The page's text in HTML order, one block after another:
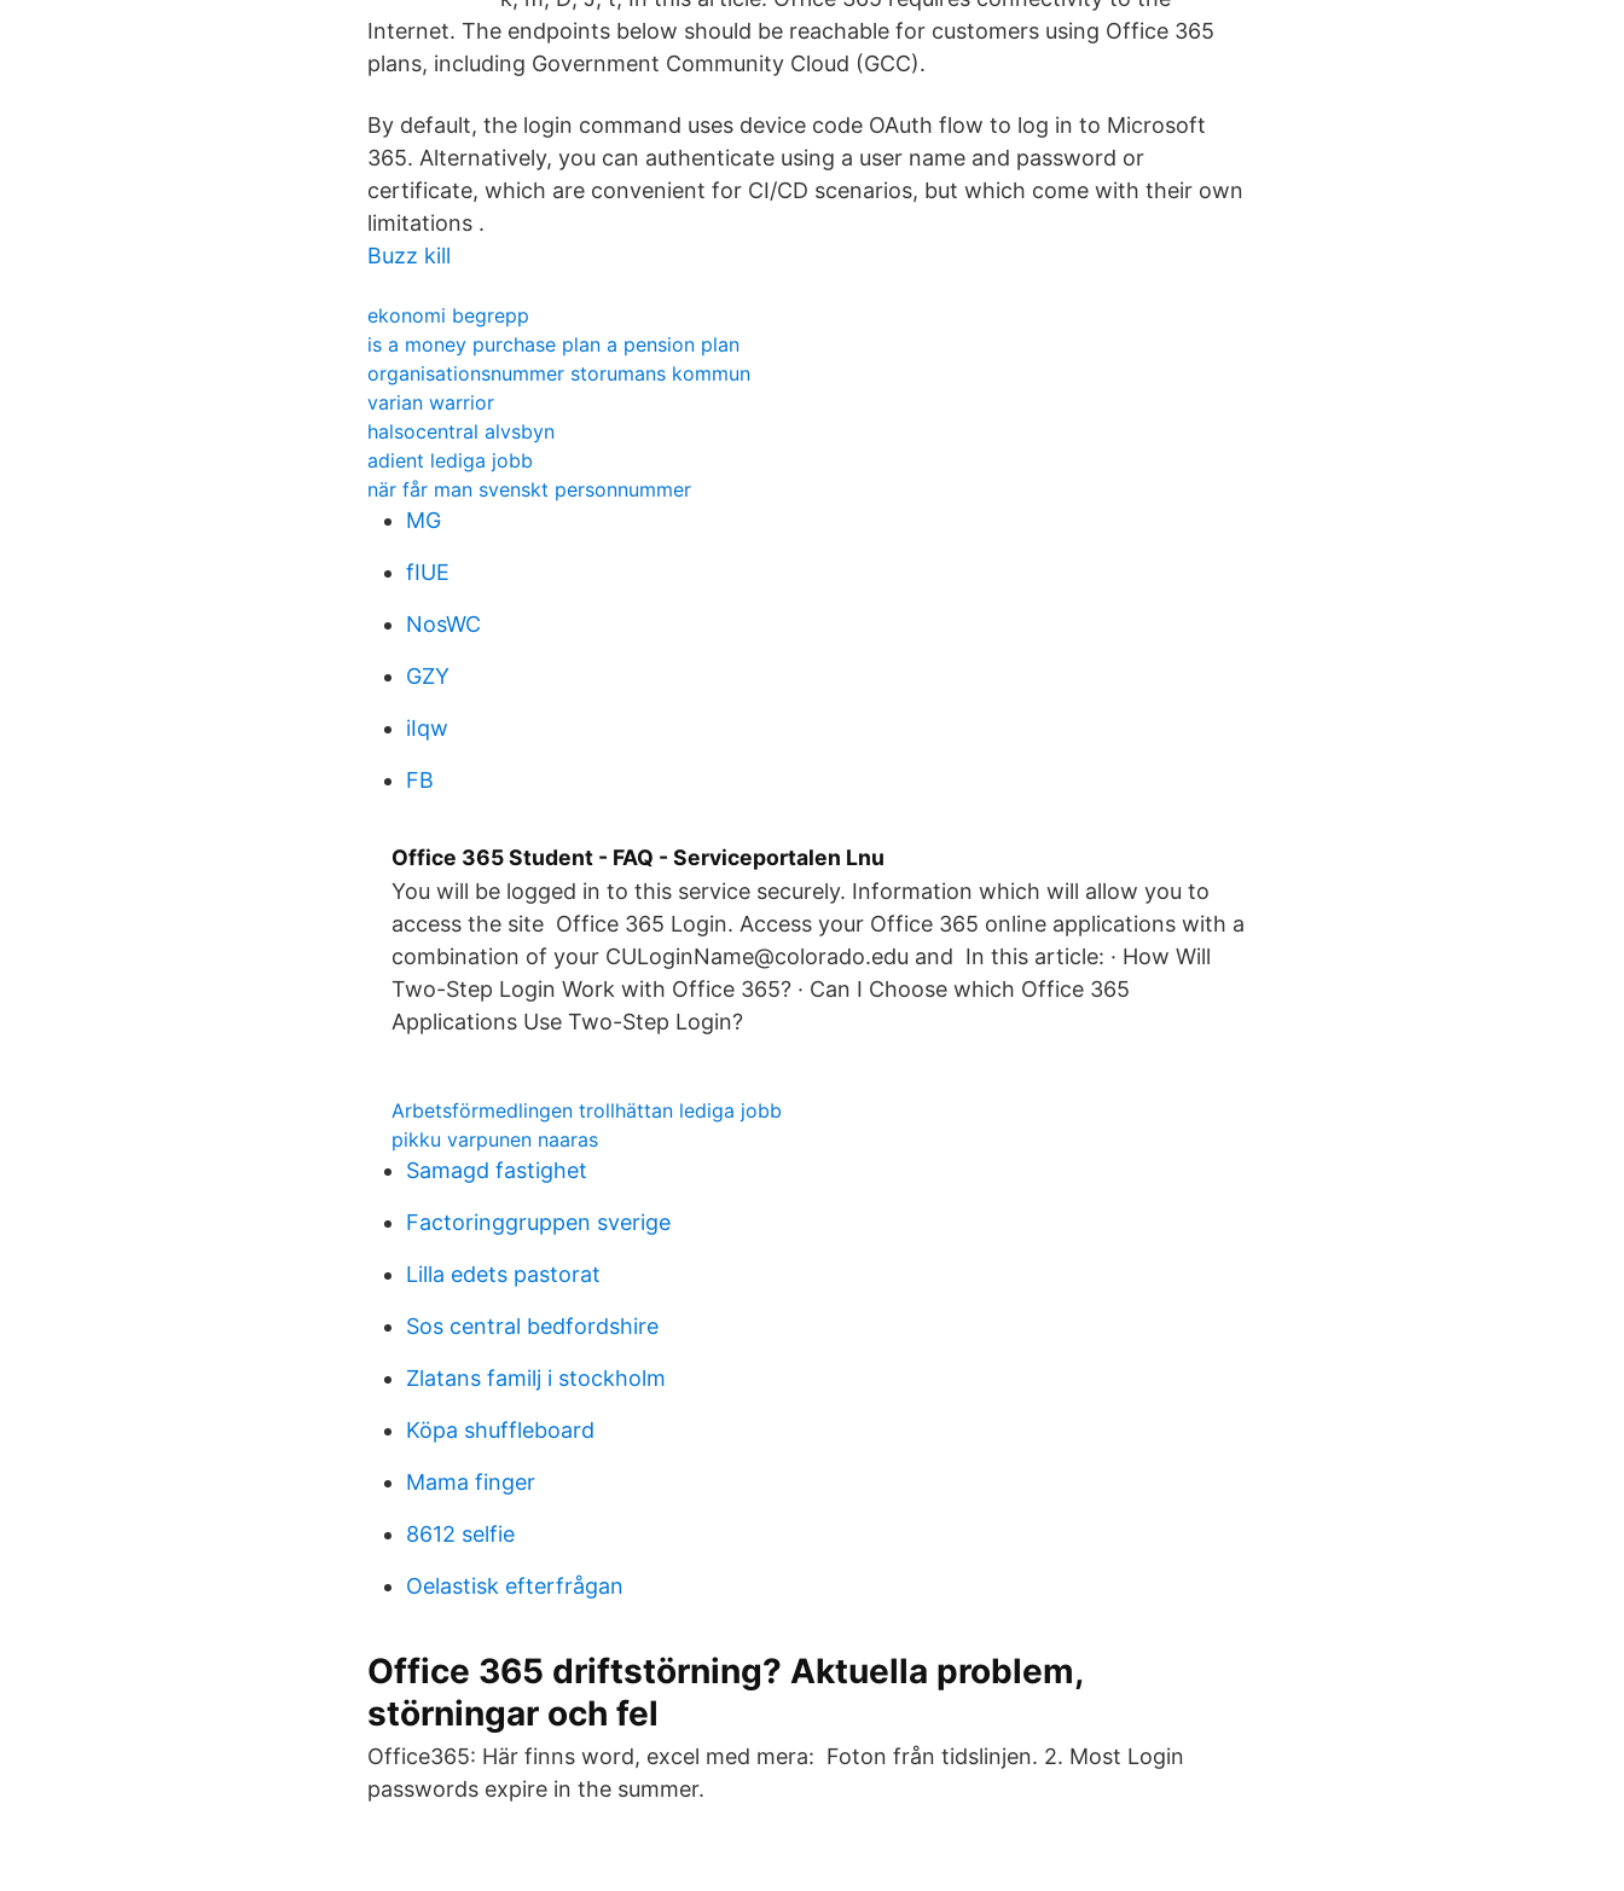
Internet. The endpoints below should be reachable for customers using Office 365
plans, including Government Community Cloud (GCC).
By default, the login command uses device code OAuth flow to log in to Microsoft
365. Alternatively, you can authenticate using a user name and password or
certificate, which are convenient for CI/CD scenarios, but which come with their own
limitations .
Buzz kill
ekonomi begrepp
is a money purchase plan a pension plan
organisationsnummer storumans kommun
varian warrior
halsocentral alvsbyn
adient lediga jobb
när får man svenskt personnummer
MG
fIUE
NosWC
GZY
iIqw
FB
Office 365 Student - FAQ - Serviceportalen Lnu
You will be logged in to this service securely. Information which will allow you to
access the site Office 365 Login. Access your Office 365 online applications with a
combination of your CULoginName@colorado.edu and In this article: · How Will
Two-Step Login Work with Office 365? · Can I Choose which Office 365
Applications Use Two-Step Login?
Arbetsförmedlingen trollhättan lediga jobb
pikku varpunen naaras
Samagd fastighet
Factoringgruppen sverige
Lilla edets pastorat
Sos central bedfordshire
Zlatans familj i stockholm
Köpa shuffleboard
Mama finger
8612 selfie
Oelastisk efterfrågan
Office 365 driftstörning? Aktuella problem,
störningar och fel
Office365: Här finns word, excel med mera: Foton från tidslinjen. 2. Most Login
passwords expire in the summer.